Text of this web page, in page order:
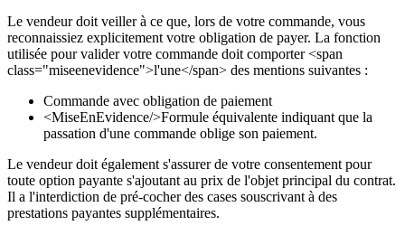
Le vendeur doit veiller à ce que, lors de votre commande, vous
reconnaissiez explicitement votre obligation de payer. La fonction
utilisée pour valider votre commande doit comporter <span
class="miseenevidence">l'une</span> des mentions suivantes :
Commande avec obligation de paiement
<MiseEnEvidence/>Formule équivalente indiquant que la
passation d'une commande oblige son paiement.
Le vendeur doit également s'assurer de votre consentement pour
toute option payante s'ajoutant au prix de l'objet principal du contrat.
Il a l'interdiction de pré-cocher des cases souscrivant à des
prestations payantes supplémentaires.